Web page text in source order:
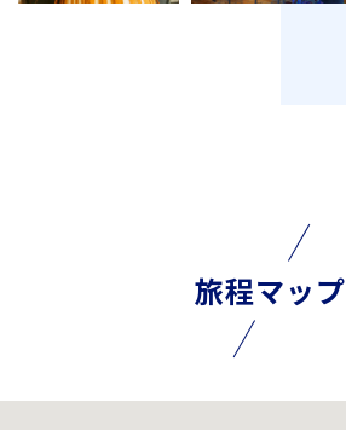
旅程マップ